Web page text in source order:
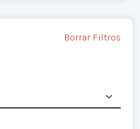
Borrar Filtros